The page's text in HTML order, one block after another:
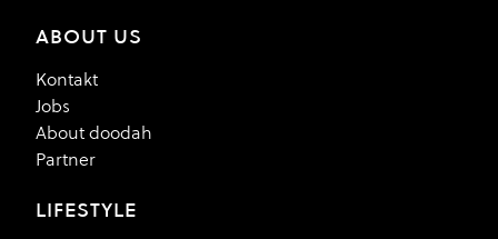
ABOUT US
Kontakt
Jobs
About doodah
Partner
LIFESTYLE